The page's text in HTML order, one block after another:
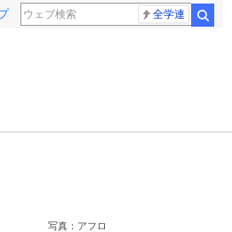
全学連
写真：アフロ